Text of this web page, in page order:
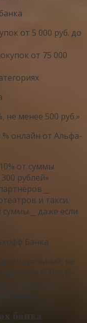
от 5 000 руб. до
от 75 000
менее 500 руб.»
от суммы
рублей»
⎯
и такси.
суммы ⎯ даже если
не
минимум 600 руб.»
банка
банка